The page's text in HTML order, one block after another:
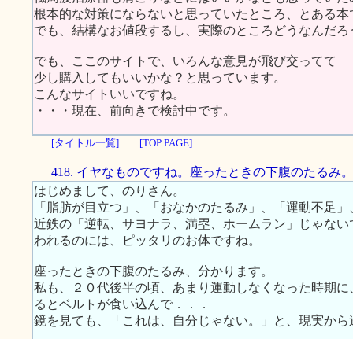
根本的な対策にならないと思っていたところ、とある
でも、結構なお値段するし、実際のところどうなんだ
でも、ここのサイトで、いろんな意見が飛び交ってて
少し購入してもいいかな？と思っています。
こんなサイトいいですね。
・・・現在、前向きで検討中です。
[タイトル一覧] [TOP PAGE]
418. イヤなものですね。座ったときの下腹のたるみ。
はじめまして、のりさん。
「脂肪が目立つ」、「おなかのたるみ」、「運動不足
近鉄の「逆転、サヨナラ、満塁、ホームラン」じゃな
われるのには、ピッタリのお体ですね。
座ったときの下腹のたるみ、分かります。
私も、２０代後半の頃、あまり運動しなくなった時期
るとベルトが食い込んで．．．
鏡を見ても、「これは、自分じゃない。」と、現実か